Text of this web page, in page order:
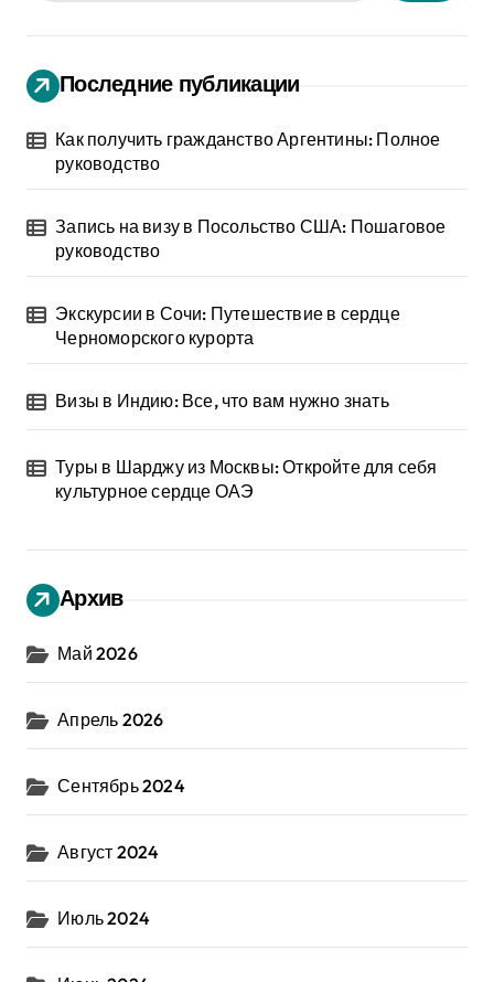
Последние публикации
Как получить гражданство Аргентины: Полное
руководство
Запись на визу в Посольство США: Пошаговое
руководство
Экскурсии в Сочи: Путешествие в сердце
Черноморского курорта
Визы в Индию: Все, что вам нужно знать
Туры в Шарджу из Москвы: Откройте для себя
культурное сердце ОАЭ
Архив
Май 2026
Апрель 2026
Сентябрь 2024
Август 2024
Июль 2024